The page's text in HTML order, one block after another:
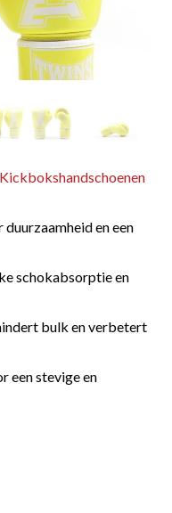
Kickbokshandschoenen
en een
schokabsorptie en
bulk en verbetert
een stevige en